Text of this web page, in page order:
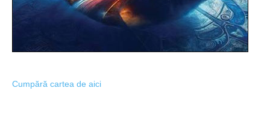
Cumpără cartea de aici